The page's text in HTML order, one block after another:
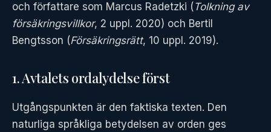
och författare som Marcus Radetzki ( Tolkning av
försäkringsvillkor, 2 uppl. 2020) och Bertil
Bengtsson (Försäkringsrätt, 10 uppl. 2019).
1. Avtalets ordalydelse först
Utgångspunkten är den faktiska texten. Den
naturliga språkliga betydelsen av orden ges